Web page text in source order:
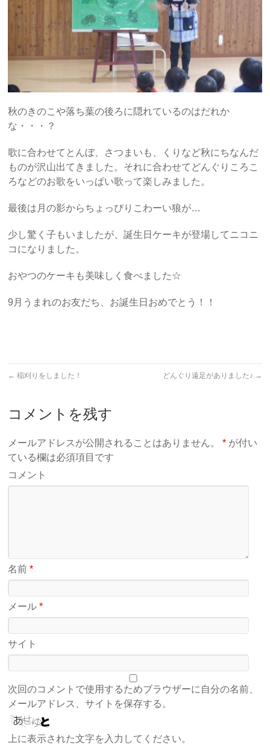
秋のきのこや落ち葉の後ろに隠れているのはだれか
な・・・？
歌に合わせてとんぼ、さつまいも、くりなど秋にちなんだ
ものが沢山出てきました。それに合わせてどんぐりころこ
ろなどのお歌をいっぱい歌って楽しみました。
最後は月の影からちょっぴりこわーい狼が…
少し驚く子もいましたが、誕生日ケーキが登場してニコニ
コになりました。
おやつのケーキも美味しく食べました☆
9月うまれのお友だち、お誕生日おめでとう！！
← 稲刈りをしました！ どんぐり遠足がありました♪ →
コメントを残す
メールアドレスが公開されることはありません。 * が付い
ている欄は必須項目です
コメント
名前*
メール*
サイト
次回のコメントで使用するためブラウザーに自分の名前、
メールアドレス、サイトを保存する。
上に表示された文字を入力してください。